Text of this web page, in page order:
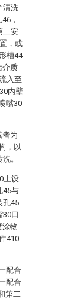
清洗
，
二安
，或
槽44
介质
入至
内壁
嘴30
者为
，以
。
上设
45与
孔45
30口
涂物
410
配合
配合
第二